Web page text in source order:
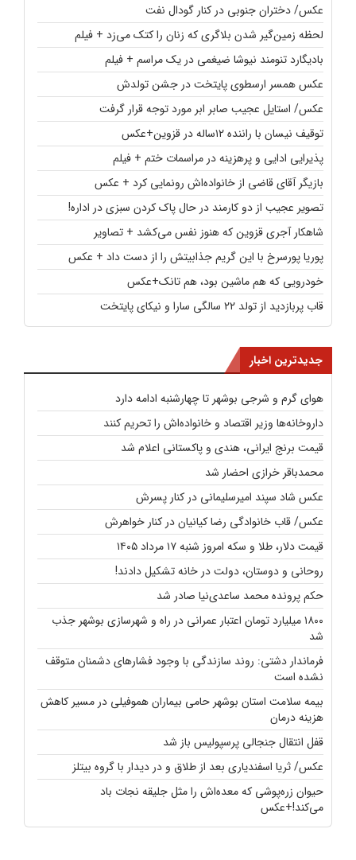
عکس/ دختران جنوبی در کنار گودال نفت
لحظه زمین‌گیر شدن بلاگری که زنان را کتک می‌زد + فیلم
بادیگارد تنومند نیوشا ضیغمی در یک مراسم + فیلم
عکس همسر ارسطوی پایتخت در جشن تولدش
عکس/ استایل عجیب صابر ابر مورد توجه قرار گرفت
توقیف نیسان با راننده ۱۲ساله در قزوین+عکس
پذیرایی ادایی و پرهزینه در مراسمات ختم + فیلم
بازیگر آقای قاضی از خانواده‌اش رونمایی کرد + عکس
تصویر عجیب از دو کارمند در حال پاک کردن سبزی در اداره!
شاهکار آجری قزوین که هنوز نفس می‌کشد + تصاویر
پوریا پورسرخ با این گریم جذابیتش را از دست داد + عکس
خودرویی که هم ماشین بود، هم تانک+عکس
قاب پربازدید از تولد ۲۲ سالگی سارا و نیکای پایتخت
جدیدترین اخبار
هوای گرم و شرجی بوشهر تا چهارشنبه ادامه دارد
داروخانه‌ها وزیر اقتصاد و خانواده‌اش را تحریم کنند
قیمت برنج ایرانی، هندی و پاکستانی اعلام شد
محمدباقر خرازی احضار شد
عکس شاد سپند امیرسلیمانی در کنار پسرش
عکس/ قاب خانوادگی رضا کیانیان در کنار خواهرش
قیمت دلار، طلا و سکه امروز شنبه ۱۷ مرداد ۱۴۰۵
روحانی و دوستان، دولت در خانه تشکیل دادند!
حکم پرونده محمد ساعدی‌نیا صادر شد
۱۸۰۰ میلیارد تومان اعتبار عمرانی در راه و شهرسازی بوشهر جذب
شد
فرماندار دشتی: روند سازندگی با وجود فشارهای دشمنان متوقف
نشده است
بیمه سلامت استان بوشهر حامی بیماران هموفیلی در مسیر کاهش
هزینه‌ درمان
قفل انتقال جنجالی پرسپولیس باز شد
عکس/ ثریا اسفندیاری بعد از طلاق و در دیدار با گروه بیتلز
حیوان زره‌پوشی که معده‌اش را مثل جلیقه نجات باد
می‌کند!+عکس